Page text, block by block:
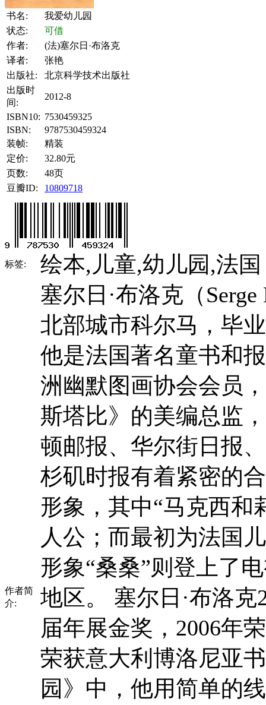
书名:
我爱幼儿园
状态:
可借
作者:
(法)塞尔日·布洛克
译者:
张艳
出版社:
北京科学技术出版社
出版时
间:
2012-8
ISBN10: 7530459325
ISBN:
9787530459324
装帧:
精装
定价:
32.80元
页数:
48页
豆瓣ID:
10809718
标签: 绘本,儿童,幼儿园,法国
作者简
介:
塞尔日·布洛克（
北部城市科尔马，毕
他是法国著名童书和
洲幽默图画协会会员
斯塔比》的美编总监
顿邮报、华尔街日报
杉矶时报有着紧密的
形象，其中“马克西和
人公；而最初为法国
形象“桑桑”则登上了
地区。 塞尔日·布洛
届年展金奖，2006年
荣获意大利博洛尼亚
园》中，他用简单的